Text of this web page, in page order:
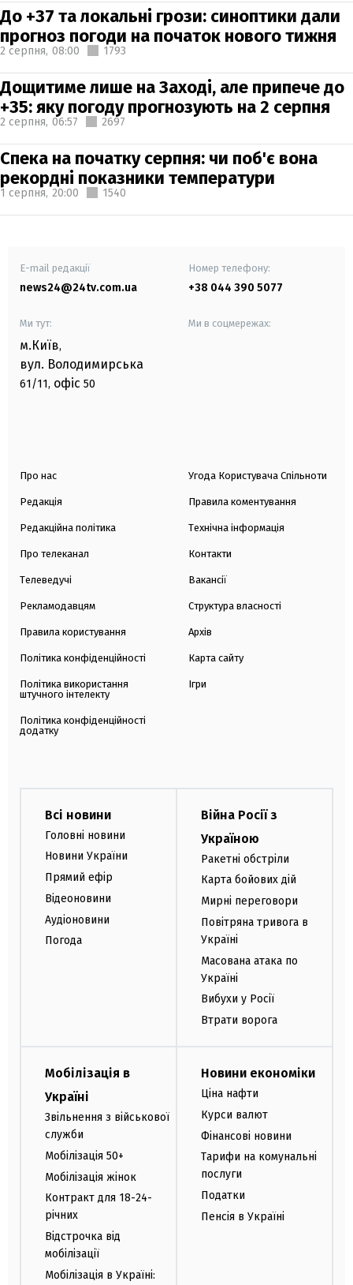
До +37 та локальні грози: синоптики дали
прогноз погоди на початок нового тижня
2 серпня, 08:00 1793
Дощитиме лише на Заході, але припече до
+35: яку погоду прогнозують на 2 серпня
2 серпня, 06:57 2697
Спека на початку серпня: чи поб'є вона
рекордні показники температури
1 серпня, 20:00 1540
E-mail редакції
news24@24tv.com.ua
Номер телефону:
+38 044 390 5077
Ми тут:
м.Київ,
вул. Володимирська
61/11, офіс 50
Ми в соцмережах:
Про нас
Редакція
Редакційна політика
Про телеканал
Телеведучі
Рекламодавцям
Правила користування
Політика конфіденційності
Політика використання
штучного інтелекту
Політика конфіденційності
додатку
Угода Користувача Спільноти
Правила коментування
Технічна інформація
Контакти
Вакансії
Структура власності
Архів
Карта сайту
Ігри
Всі новини
Головні новини
Новини України
Прямий ефір
Відеоновини
Аудіоновини
Погода
Війна Росії з
Україною
Ракетні обстріли
Карта бойових дій
Мирні переговори
Повітряна тривога в
Україні
Масована атака по
Україні
Вибухи у Росії
Втрати ворога
Мобілізація в
Україні
Звільнення з військової
служби
Мобілізація 50+
Мобілізація жінок
Контракт для 18-24-
річних
Відстрочка від
мобілізації
Мобілізація в Україні:
Новини економіки
Ціна нафти
Курси валют
Фінансові новини
Тарифи на комунальні
послуги
Податки
Пенсія в Україні